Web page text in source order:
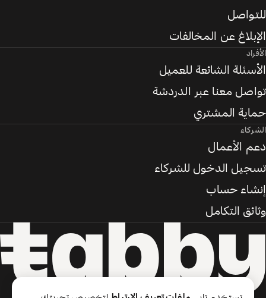
للتواصل
الإبلاغ عن المخالفات
الأفراد
الأسئلة الشائعة للعميل
تواصل معنا عبر الدردشة
حماية المشتري
الشركاء
دعم الأعمال
تسجيل الدخول للشركاء
إنشاء حساب
وثائق التكامل